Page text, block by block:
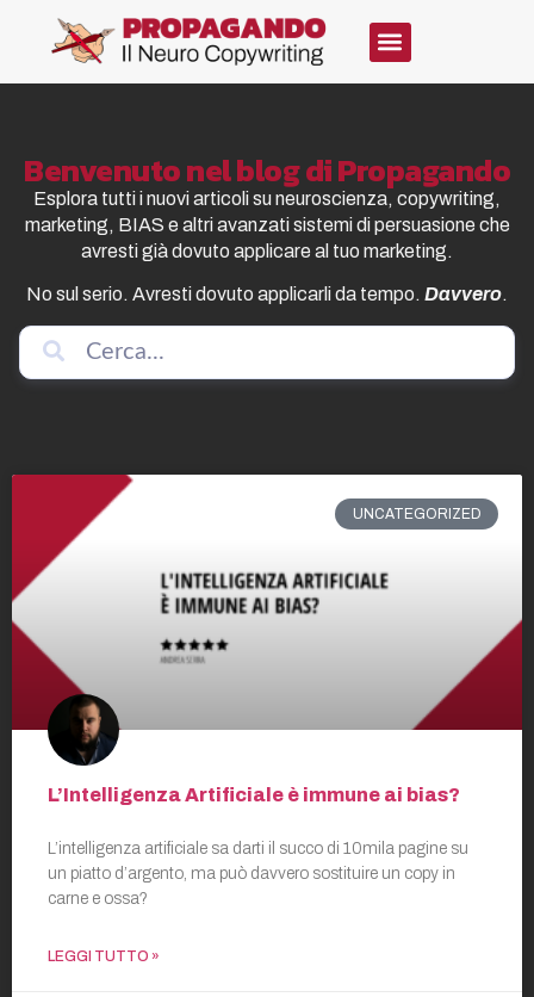
Benvenuto nel blog di Propagando
Esplora tutti i nuovi articoli su neuroscienza, copywriting,
marketing, BIAS e altri avanzati sistemi di persuasione che
avresti già dovuto applicare al tuo marketing.
No sul serio. Avresti dovuto applicarli da tempo. Davvero.
UNCATEGORIZED
L’Intelligenza Artificiale è immune ai bias?
L’intelligenza artificiale sa darti il succo di 10mila pagine su
un piatto d’argento, ma può davvero sostituire un copy in
carne e ossa?
LEGGI TUTTO »